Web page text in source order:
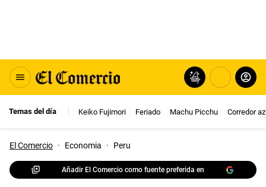
Temas del día Keiko Fujimori Feriado Machu Picchu Corredor
El Comercio · Economia · Peru
Añadir El Comercio como fuente preferida en